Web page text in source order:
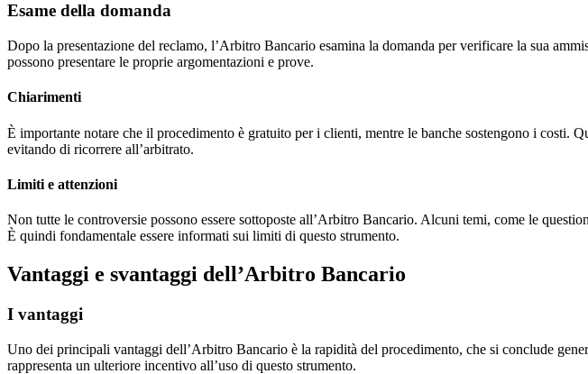
Esame della domanda
Dopo la presentazione del reclamo, l’Arbitro Bancario esamina la domanda per verificare la sua
possono presentare le proprie argomentazioni e prove.
Chiarimenti
È importante notare che il procedimento è gratuito per i clienti, mentre le banche sostengono i costi.
evitando di ricorrere all’arbitrato.
Limiti e attenzioni
Non tutte le controversie possono essere sottoposte all’Arbitro Bancario. Alcuni temi, come le
È quindi fondamentale essere informati sui limiti di questo strumento.
Vantaggi e svantaggi dell’Arbitro Bancario
I vantaggi
Uno dei principali vantaggi dell’Arbitro Bancario è la rapidità del procedimento, che si conclude
rappresenta un ulteriore incentivo all’uso di questo strumento.